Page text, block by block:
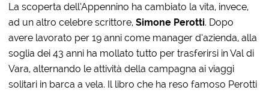
La scoperta dell’Appennino ha cambiato la vita, invece,
ad un altro celebre scrittore,Simone Perotti. Dopo
avere lavorato per 19 anni come manager d’azienda, alla
soglia dei 43 anni ha mollato tutto per trasferirsi in Val di
Vara, alternando le attività della campagna ai viaggi
solitari in barca a vela. Il libro che ha reso famoso Perotti